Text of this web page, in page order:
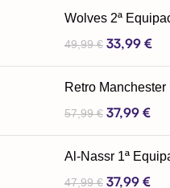
Wolves 2ª
49,99€ 33,99 €
Retro
57,99€ 37,99 €
Al-Nassr 1ª
47,99€ 37,99 €